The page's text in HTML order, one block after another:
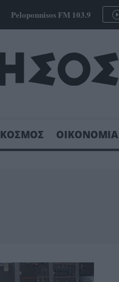
Peloponnisos FM 103.9
ΚΟΣΜΟΣ ΟΙΚΟΝΟΜΙΑ